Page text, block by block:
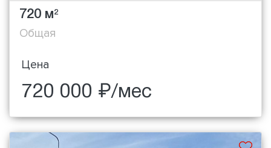
720 м2
Общая
Цена
720 000 ₽/мес